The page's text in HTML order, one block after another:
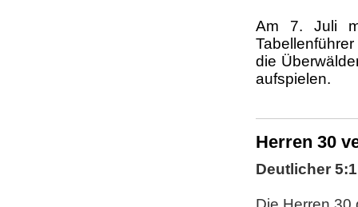
Am 7. Juli
die
aufspielen.
Herren 30
Deutlicher